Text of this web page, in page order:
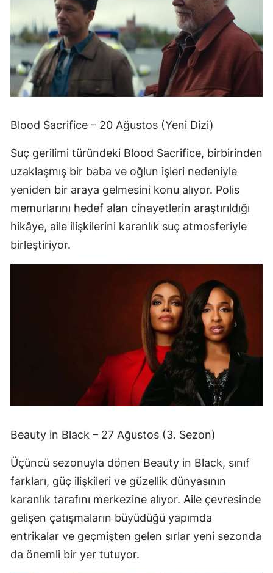
Blood Sacrifice – 20 Ağustos (Yeni Dizi)
Suç gerilimi türündeki Blood Sacrifice, birbirinden
uzaklaşmış bir baba ve oğlun işleri nedeniyle
yeniden bir araya gelmesini konu alıyor. Polis
memurlarını hedef alan cinayetlerin araştırıldığı
hikâye, aile ilişkilerini karanlık suç atmosferiyle
birleştiriyor.
Beauty in Black – 27 Ağustos (3. Sezon)
Üçüncü sezonuyla dönen Beauty in Black, sınıf
farkları, güç ilişkileri ve güzellik dünyasının
karanlık tarafını merkezine alıyor. Aile çevresinde
gelişen çatışmaların büyüdüğü yapımda
entrikalar ve geçmişten gelen sırlar yeni sezonda
da önemli bir yer tutuyor.